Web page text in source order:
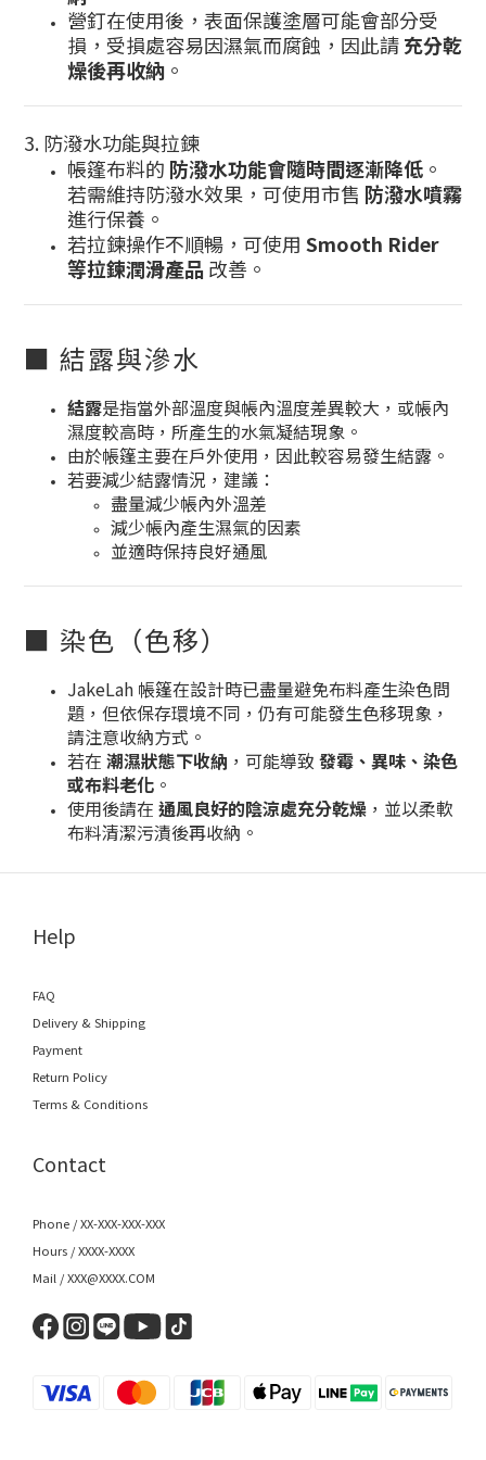
營釘在使用後，表面保護塗層可能會部分受
損，受損處容易因濕氣而腐蝕，因此請充分乾
燥後再收納 。
3. 防潑水功能與拉鍊
帳篷布料的 防潑水功能會隨時間逐漸降低 。
若需維持防潑水效果，可使用市售 防潑水噴霧
進行保養。
若拉鍊操作不順暢，可使用 Smooth Rider
等拉鍊潤滑產品 改善。
■ 結露與滲水
結露是指當外部溫度與帳內溫度差異較大，或帳內
濕度較高時，所產生的水氣凝結現象。
由於帳篷主要在戶外使用，因此較容易發生結露。
若要減少結露情況，建議：
盡量減少帳內外溫差
減少帳內產生濕氣的因素
並適時保持良好通風
■ 染色（色移）
JakeLah 帳篷在設計時已盡量避免布料產生染色問
題，但依保存環境不同，仍有可能發生色移現象，
請注意收納方式。
若在 潮濕狀態下收納 ，可能導致 發霉、異味、染色
或布料老化 。
使用後請在 通風良好的陰涼處充分乾燥 ，並以柔軟
布料清潔污漬後再收納。
Help
FAQ
Delivery & Shipping
Payment
Return Policy
Terms & Conditions
Contact
Phone / XX-XXX-XXX-XXX
Hours / XXXX-XXXX
Mail / XXX@XXXX.COM